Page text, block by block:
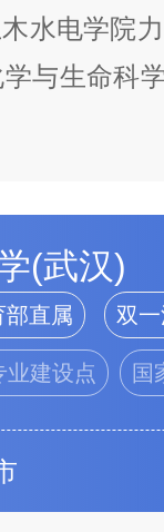
水电学院
与生命科
(武汉)
部直属 双
业建设点 国